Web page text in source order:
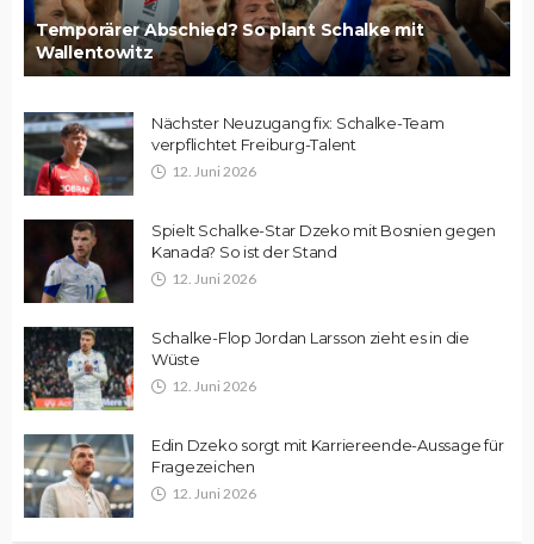
Temporärer Abschied? So plant Schalke mit
Wallentowitz
Nächster Neuzugang fix: Schalke-Team
verpflichtet Freiburg-Talent
12. Juni 2026
Spielt Schalke-Star Dzeko mit Bosnien gegen
Kanada? So ist der Stand
12. Juni 2026
Schalke-Flop Jordan Larsson zieht es in die
Wüste
12. Juni 2026
Edin Dzeko sorgt mit Karriereende-Aussage für
Fragezeichen
12. Juni 2026